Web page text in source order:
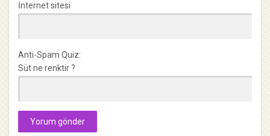
İnternet sitesi
Anti-Spam Quiz:
Süt ne renktir ?